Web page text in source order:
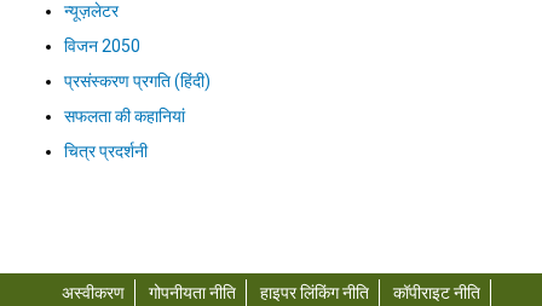
न्यूज़लेटर
विजन 2050
प्रसंस्करण प्रगति (हिंदी)
सफलता की कहानियां
चित्र प्रदर्शनी
अस्वीकरण गोपनीयता नीति हाइपर लिंकिंग नीति
कॉपीराइट नीति